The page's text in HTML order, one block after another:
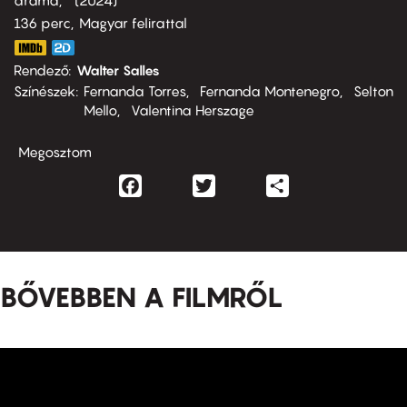
136 perc,
Magyar felirattal
Rendező Walter Salles
Színészek
Fernanda Torres Fernanda Montenegro
Selton
Mello
Valentina Herszage
Megosztom
Facebook
BŐVEBBEN A FILMRŐL